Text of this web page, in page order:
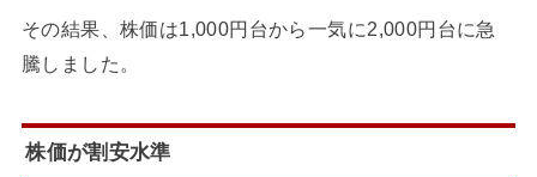
その結果、株価は1,000円台から一気に2,000円台に急
騰しました。
株価が割安水準